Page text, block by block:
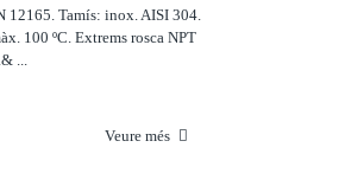
12165. Tamís: inox. AISI 304.
100 ºC. Extrems rosca NPT
...
Veure més